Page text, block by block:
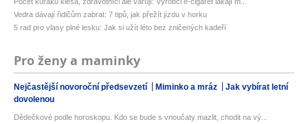
Vedra dávají řidičům zabrat: 7 tipů, jak přežít jízdu v horku
5 rad pro vlasy plné lesku: Jak si užít léto bez zničených kadeří
Pro ženy a maminky
Nejčastější novoroční předsevzetí Miminko a mráz
Jak vybírat letní
dovolenou
Dědečkové podle horoskopu. Kdo se bude s vnoučaty mazlit, chodit na vý...